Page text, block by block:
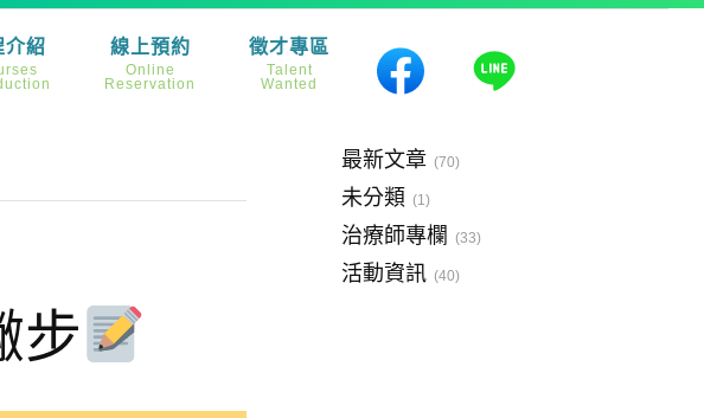
介紹 線上預約
Online
Reservation
徵才專區
Talent
Wanted
步
最新文章 (70)
未分類 (1)
治療師專欄 (33)
活動資訊 (40)